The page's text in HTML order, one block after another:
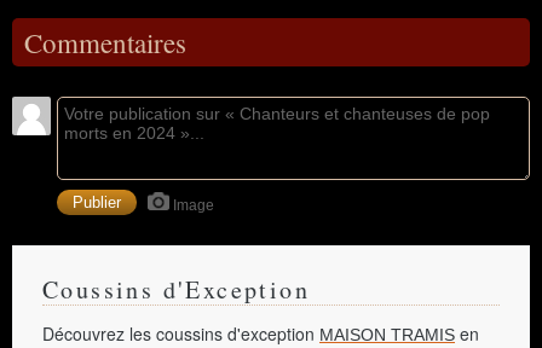
Commentaires
Image
Coussins d'Exception
Découvrez les coussins d'exception MAISON TRAMIS en